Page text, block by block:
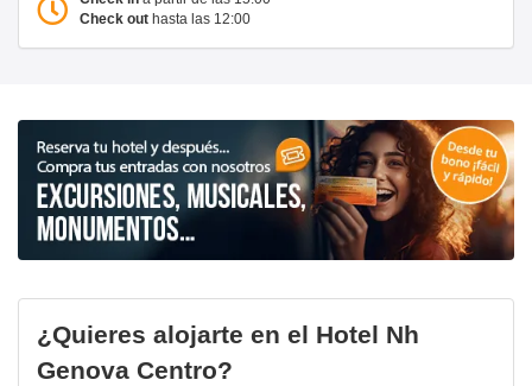
Check out hasta las 12:00
¿Quieres alojarte en el Hotel Nh
Genova Centro?